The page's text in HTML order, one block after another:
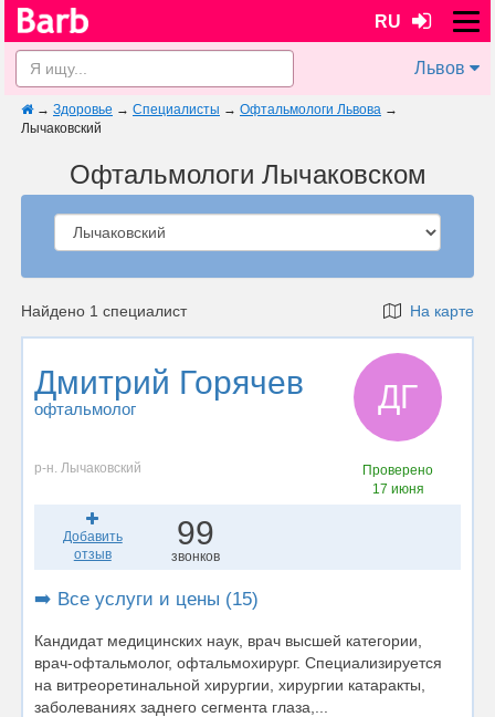
RU
Львов
→ Здоровье → Специалисты → Офтальмологи Львова →
Лычаковский
Офтальмологи Лычаковском
Найдено 1 специалист На карте
Дмитрий Горячев
офтальмолог ДГ
р-н. Лычаковский
Проверено
17 июня
Добавить
отзыв
99
звонков
➡️ Все услуги и цены (15)
Кандидат медицинских наук, врач высшей категории,
врач-офтальмолог, офтальмохирург. Специализируется
на витреоретинальной хирургии, хирургии катаракты,
заболеваниях заднего сегмента глаза,...